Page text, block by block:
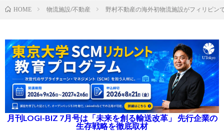
HOME 物流施設/不動産 野村不動産の海外初物流施設がフィリピン
月刊LOGI-BIZ 7月号は「未来を創る輸送改革」 先行企業の
生存戦略を徹底取材